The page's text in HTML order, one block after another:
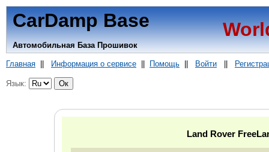
CarDamp Base
Автомобильная База Прошивок
Главная|| Информация о сервисе|| Помощь|| Войти||
Язык:
Land Rover